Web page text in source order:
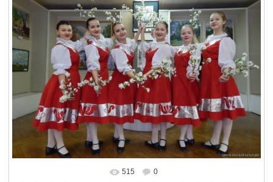
В реальном размере 1600x1200
515 0